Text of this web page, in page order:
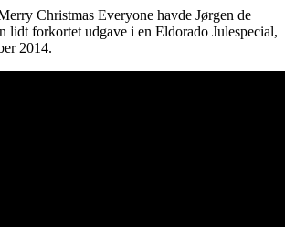
Christmas Everyone havde Jørgen de
lidt forkortet udgave i en Eldorado Julespecial,
2014.